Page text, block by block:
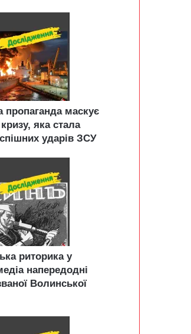
пропаганда маскує
яка стала
ударів ЗСУ
риторика у
напередодні
Волинської